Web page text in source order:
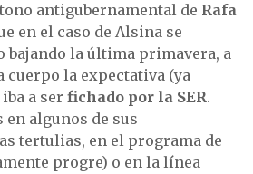
antigubernamental de Rafa
en el caso de Alsina se
bajando la última primavera, a
cuerpo la expectativa (ya
a ser fichado por la SER.
algunos de sus
tertulias, en el programa de
progre) o en la línea